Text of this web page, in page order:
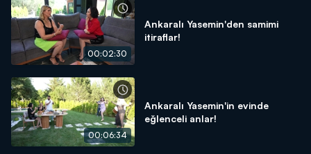
00:02:30
Ankaralı Yasemin'den samimi
itiraflar!
00:06:34
Ankaralı Yasemin'in evinde
eğlenceli anlar!